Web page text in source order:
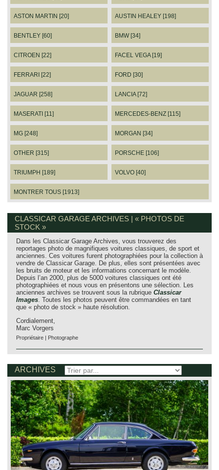
ASTON MARTIN [20] AUSTIN HEALEY [198]
BENTLEY [60] BMW [34]
CITROEN [22] FACEL VEGA [19]
FERRARI [22] FORD [30]
JAGUAR [258] LANCIA [72]
MASERATI [11] MERCEDES-BENZ [115]
MG [248] MORGAN [34]
OTHER [315] PORSCHE [106]
TRIUMPH [189] VOLVO [40]
MONTRER TOUS [1913]
CLASSICAR GARAGE ARCHIVES | « PHOTOS DE
STOCK »
Dans les Classicar Garage Archives, vous trouverez des
reportages photo de magnifiques voitures classiques, de sport et
anciennes. Ces voitures furent photographiées pour la collection à
vendre de Classicar Garage. De plus, elles sont présentées avec
les bruits de moteur et les informations concernant le modèle.
Depuis l’an 2000, plus de 5000 voitures classiques ont été
photographiées et nous vous en présentons une sélection. Les
anciennes archives se trouvent sous la rubrique Classicar
Images . Toutes les photos peuvent être commandées en tant
que « photo de stock » haute résolution.
Cordialement,
Marc Vorgers
Propriétaire | Photographe
ARCHIVES